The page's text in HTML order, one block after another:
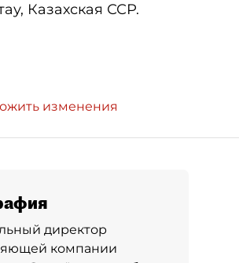
Казахская ССР.
изменения
директор
компании